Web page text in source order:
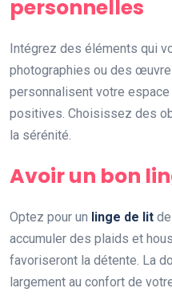
personnelles
Intégrez des éléments qui
photographies ou des
personnalisent votre
positives. Choisissez des
la sérénité.
Avoir un bon
Optez pour un linge de lit
accumuler des plaids et
favoriseront la détente. La
largement au confort de